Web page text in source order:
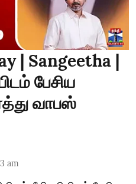
| Sangeetha |
பேசிய
வாபஸ்
am